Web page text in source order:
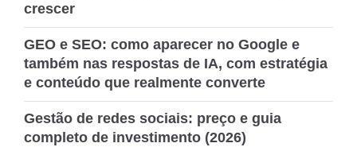
crescer
GEO e SEO: como aparecer no Google e
também nas respostas de IA, com estratégia
e conteúdo que realmente converte
Gestão de redes sociais: preço e guia
completo de investimento (2026)